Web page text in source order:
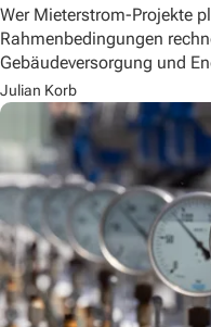
Wer Mieterstrom-Projekte
Rahmenbedingungen
Gebäudeversorgung und
Julian Korb